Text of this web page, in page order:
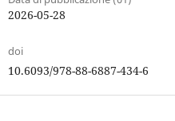
2026-05-28
doi
10.6093/978-88-6887-434-6